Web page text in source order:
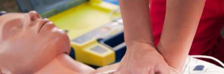
2026
antall
2026
antall